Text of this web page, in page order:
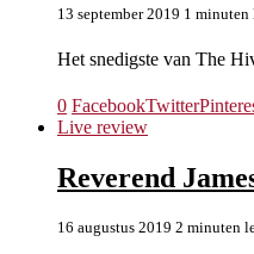
13 september 2019 1 minuten
Het snedigste van The
0 FacebookTwitter
Live review
Reverend
16 augustus 2019 2 minuten